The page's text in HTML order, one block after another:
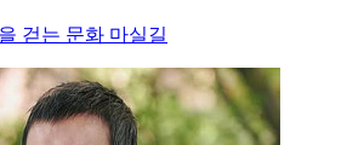
걷는 문화 마실길